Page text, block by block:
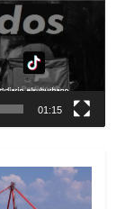
01:15